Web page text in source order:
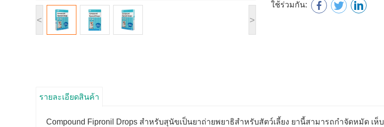
< >
ใช้ร่วมกัน:
รายละเอียดสินค้า
Compound Fipronil Drops สำหรับสุนัขเป็นยาถ่ายพยาธิสำหรับสัตว์เลี้ยง ยานี้สามารถกำจัดหมัด เห็